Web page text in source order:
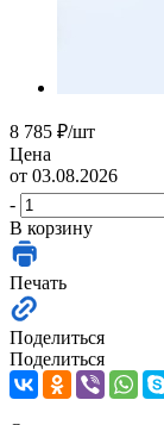
8 785 ₽/шт
Цена
от 03.08.2026
-
В корзину
Печать
Поделиться
Поделиться